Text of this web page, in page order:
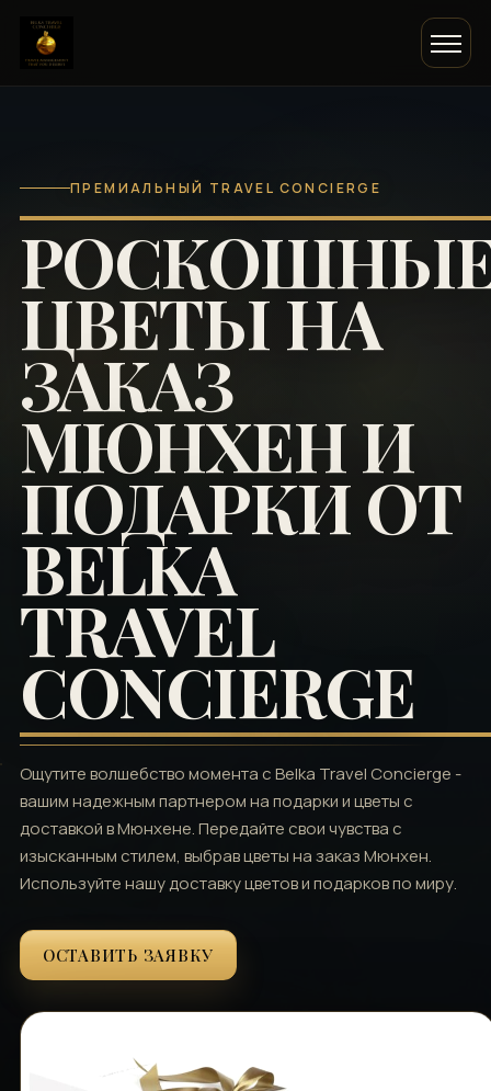
ПРЕМИАЛЬНЫЙ TRAVEL CONCIERGE
ЦВЕТЫ НА
ЗАКАЗ
МЮНХЕН И
ПОДАРКИ ОТ
BELKA
TRAVEL
CONCIERGE
Ощутите волшебство момента с Belka Travel Concierge -
вашим надежным партнером на подарки и цветы с
доставкой в Мюнхене. Передайте свои чувства с
изысканным стилем, выбрав цветы на заказ Мюнхен.
Используйте нашу доставку цветов и подарков по миру.
ОСТАВИТЬ ЗАЯВКУ